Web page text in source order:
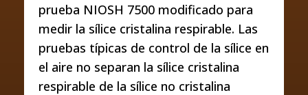
prueba NIOSH 7500 modificado para
medir la sílice cristalina respirable. Las
pruebas típicas de control de la sílice en
el aire no separan la sílice cristalina
respirable de la sílice no cristalina